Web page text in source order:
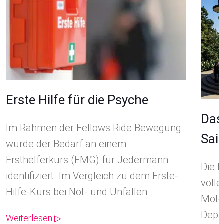
Erste Hilfe für die Psyche
Im Rahmen der Fellows Ride Bewegung
wurde der Bedarf an einem
Ersthelferkurs (EMG) für Jedermann
identifiziert. Im Vergleich zu dem Erste-
Hilfe-Kurs bei Not- und Unfällen
Weiterlesen ▷
Die